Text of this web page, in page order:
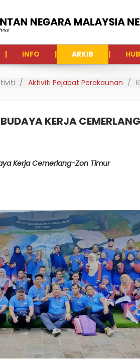
INFO ARKIB
Aktiviti Pejabat Perakaunan
KERJA
Kerja Cemerlang-Zon Timur